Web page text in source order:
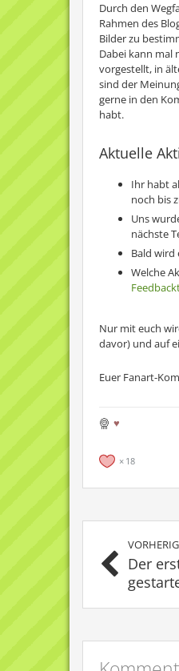
Durch den
Rahmen des
Bilder zu
Dabei kann mal
vorgestellt, in
sind der
gerne in den
habt.
Aktuelle
Ihr habt
noch bis
Uns
nächste
Bald wird
Welche
Nur mit euch
davor) und auf
Euer Fanart-
♥
18
Der